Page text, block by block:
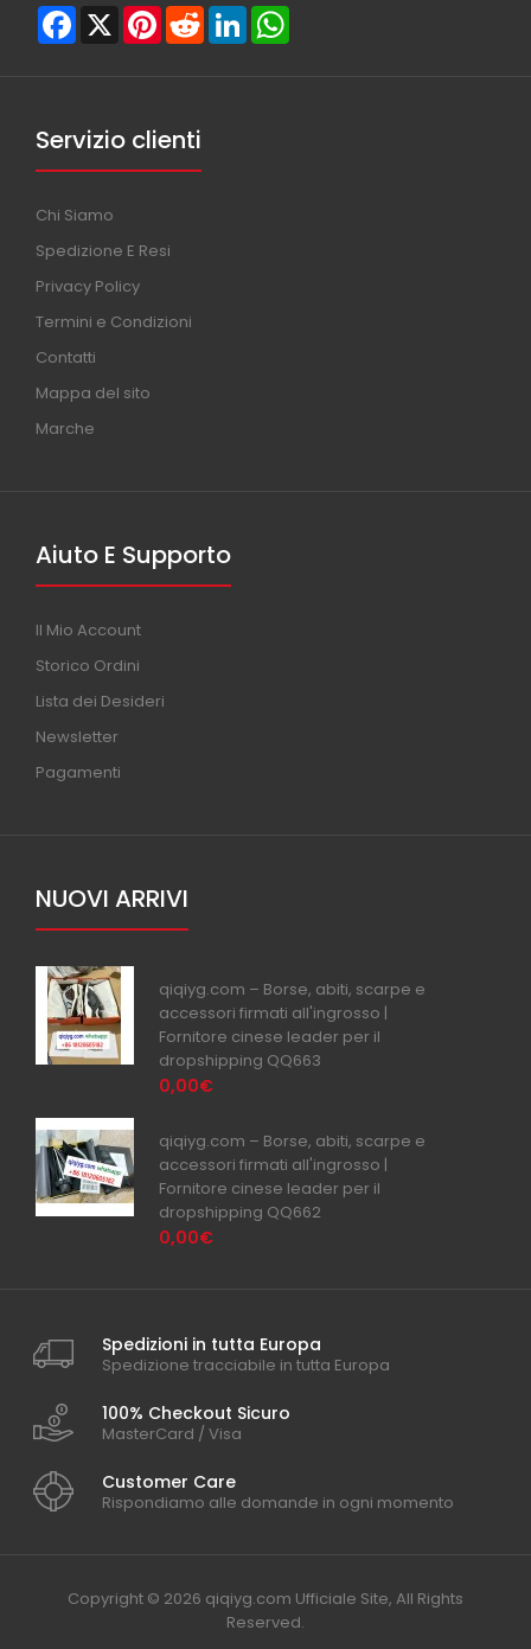
Facebook
X PinterestRedditLinkedIn
Servizio clienti
Chi Siamo
Spedizione E Resi
Privacy Policy
Termini e Condizioni
Contatti
Mappa del sito
Marche
Aiuto E Supporto
Il Mio Account
Storico Ordini
Lista dei Desideri
Newsletter
Pagamenti
NUOVI ARRIVI
qiqiyg.com – Borse, abiti, scarpe e
accessori firmati all'ingrosso |
Fornitore cinese leader per il
dropshipping QQ663
0,00€
qiqiyg.com – Borse, abiti, scarpe e
accessori firmati all'ingrosso |
Fornitore cinese leader per il
dropshipping QQ662
0,00€
Spedizioni in tutta Europa
Spedizione tracciabile in tutta Europa
100% Checkout Sicuro
MasterCard / Visa
Customer Care
Rispondiamo alle domande in ogni momento
Copyright © 2026 qiqiyg.com Ufficiale Site, All Rights
Reserved.